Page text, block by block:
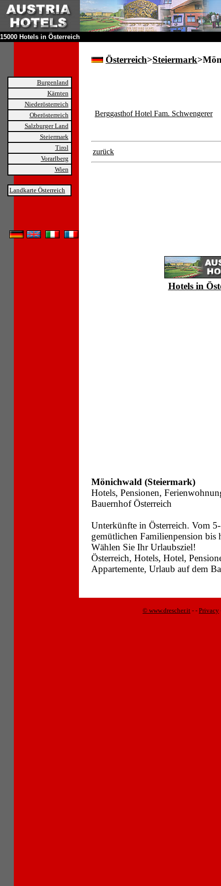
15000 Hotels in Österreich
Burgenland
Kärnten
Niederösterreich
Oberösterreich
Salzburger Land
Steiermark
Tirol
Vorarlberg
Wien
Landkarte Österreich
Österreich>Steiermark
Berggasthof Hotel Fam. Schwengerer
zurück
Hotels in
Mönichwald (Steiermark)
Hotels, Pensionen,
Bauernhof Österreich
Unterkünfte in Österreich. Vom
gemütlichen Familienpension
Wählen Sie Ihr Urlaubsziel!
Österreich, Hotels, Hotel,
Appartemente, Urlaub auf dem
© www.drescher.it - - Privacy